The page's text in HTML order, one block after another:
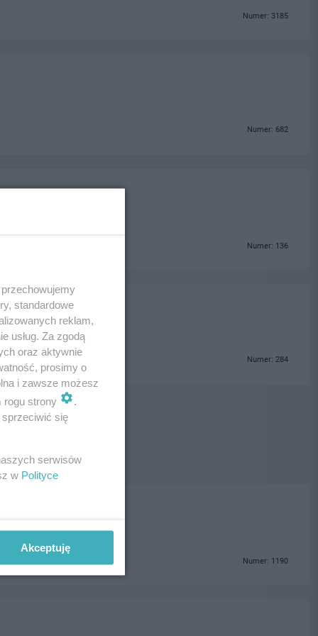
Numer: 3185
Numer: 682
Numer: 136
Numer: 284
Numer: 1190
standardowe
reklam,
usług. Za zgodą
oraz aktywnie
prosimy o
i zawsze możesz
rogu strony
.
się
serwisów
w Polityce
Akceptuję